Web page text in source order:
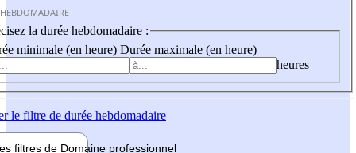
la durée hebdomadaire :
minimale (en heure) Durée maximale (en heure)
heures
le filtre de durée hebdomadaire
filtres de Domaine professionnel